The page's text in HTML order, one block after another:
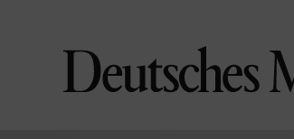
Seiteninhalt
springen